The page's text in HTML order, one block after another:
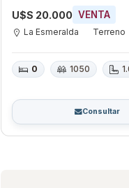
U$S 20.000 VENTA
La Esmeralda Terreno
0 1050
Consultar